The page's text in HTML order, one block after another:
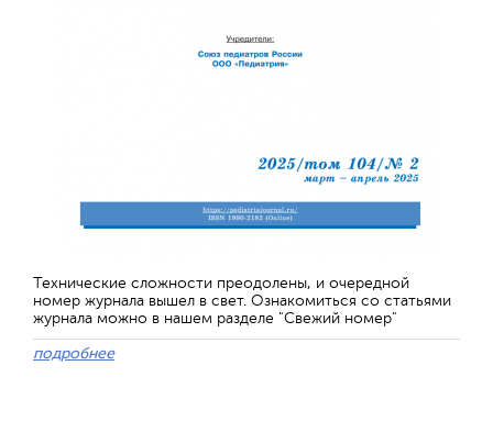
Технические сложности преодолены, и очередной
номер журнала вышел в свет. Ознакомиться со статьями
журнала можно в нашем разделе "Свежий номер"
подробнее